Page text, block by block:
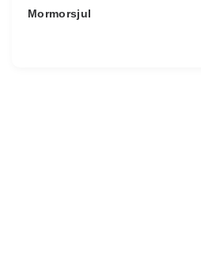
Mormorsjul